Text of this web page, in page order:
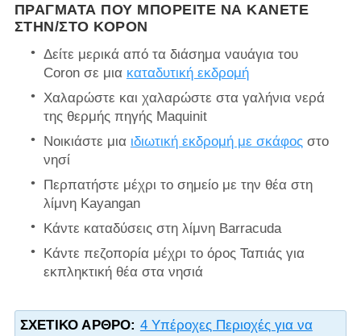
ΠΡΆΓΜΑΤΑ ΠΟΥ ΜΠΟΡΕΊΤΕ ΝΑ ΚΆΝΕΤΕ
ΣΤΗΝ/ΣΤΟ ΚΟΡΌΝ
Δείτε μερικά από τα διάσημα ναυάγια του
Coron σε μια καταδυτική εκδρομή
Χαλαρώστε και χαλαρώστε στα γαλήνια νερά
της θερμής πηγής Maquinit
Νοικιάστε μια ιδιωτική εκδρομή με σκάφος στο
νησί
Περπατήστε μέχρι το σημείο με την θέα στη
λίμνη Kayangan
Κάντε καταδύσεις στη λίμνη Barracuda
Κάντε πεζοπορία μέχρι το όρος Ταπιάς για
εκπληκτική θέα στα νησιά
ΣΧΕΤΙΚΌ ΆΡΘΡΟ: 4 Υπέροχες Περιοχές για να